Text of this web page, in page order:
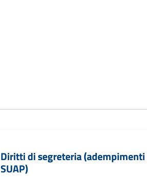
Diritti di segreteria (adempimenti
SUAP)